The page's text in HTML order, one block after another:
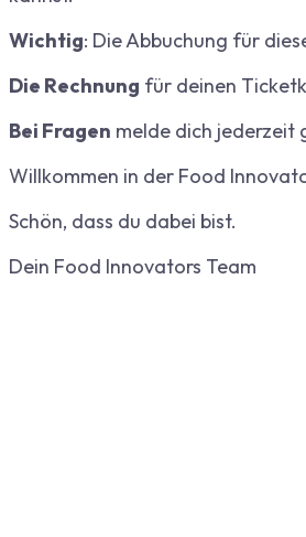
Wichtig: Die Abbuchung für
Die Rechnung für deinen
Bei Fragen melde dich jederzeit
Willkommen in der Food
Schön, dass du dabei bist.
Dein Food Innovators Team